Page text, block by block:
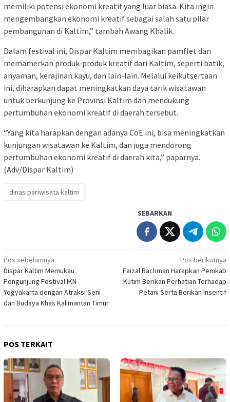
memiliki potensi ekonomi kreatif yang luar biasa. Kita ingin
mengembangkan ekonomi kreatif sebagai salah satu pilar
pembangunan di Kaltim,” tambah Awang Khalik.
Dalam festival ini, Dispar Kaltim membagikan pamflet dan
memamerkan produk-produk kreatif dari Kaltim, seperti batik,
anyaman, kerajinan kayu, dan lain-lain. Melalui keikutsertaan
ini, diharapkan dapat meningkatkan daya tarik wisatawan
untuk berkunjung ke Provinsi Kaltim dan mendukung
pertumbuhan ekonomi kreatif di daerah tersebut.
“Yang kita harapkan dengan adanya CoE ini, bisa meningkatkan
kunjungan wisatawan ke Kaltim, dan juga mendorong
pertumbuhan ekonomi kreatif di daerah kita,” paparnya.
(Adv/Dispar Kaltim)
dinas pariwisata kaltim
SEBARKAN
Navigasi
pos
Pos sebelumnya
Dispar Kaltim Memukau
Pengunjung Festival IKN
Yogyakarta dengan Atraksi Seni
dan Budaya Khas Kalimantan Timur
Pos berikutnya
Faizal Rachman Harapkan Pemkab
Kutim Berikan Perhatian Terhadap
Petani Serta Berikan Insentif
POS TERKAIT